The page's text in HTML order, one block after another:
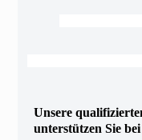
Unsere
unterstützen Sie